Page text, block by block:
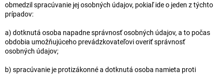
obmedzil spracúvanie jej osobných údajov, pokiaľ ide o jeden z týchto
prípadov:
a) dotknutá osoba napadne správnosť osobných údajov, a to počas
obdobia umožňujúceho prevádzkovateľovi overiť správnosť
osobných údajov;
b) spracúvanie je protizákonné a dotknutá osoba namieta proti